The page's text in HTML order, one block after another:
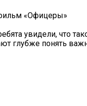
«Офицеры»
увидели, что
глубже понять